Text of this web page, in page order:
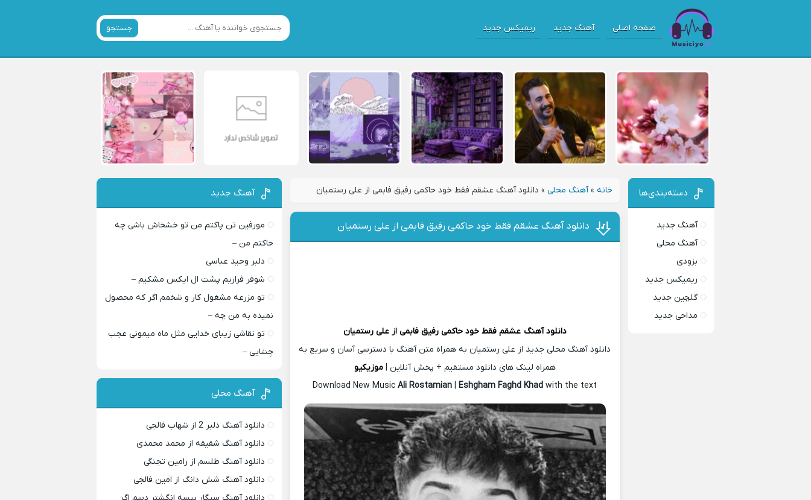
صفحه اصلی آهنگ جدید ریمیکس جدید جستجو
خانه »آهنگ محلی » دانلود آهنگ عشقم فقط خود حاکمی رفیق فابمی از علی رستمیان
دانلود آهنگ عشقم فقط خود حاکمی رفیق فابمی از علی رستمیان
دانلود آهنگ عشقم فقط خود حاکمی رفیق فابمی ازعلی رستمیان
دانلود آهنگ محلی جدید از علی رستمیان به همراه متن آهنگ با دسترسی آسان و سریع به
همراه لینک های دانلود مستقیم + پخش آنلاین |موزیکیو
Download New MusicAli Rostamian |Eshgham Faghd Khadwith the text
دسته‌بندی‌ها
آهنگ جدید
آهنگ محلی
بزودی
ریمیکس جدید
گلچین جدید
مداحی جدید
آهنگ جدید
مورفین تن پاکتم من تو خشخاش باشی چه
خاکتم من –
دلبر وحید عباسی
شوفر فراریم پشت ال ایکس مشکیم –
تو مزرعه مشغول کار و شخمم اگر که محصول
نمیده به من چه –
تو نقاشی زیبای خدایی مثل ماه میمونی عجب
چشایی –
آهنگ محلی
دانلود آهنگ دلبر 2 از شهاب فالجی
دانلود آهنگ شقیقه از محمد محمدی
دانلود آهنگ طلسم از رامین تجنگی
دانلود آهنگ شش دانگ از امین فالجی
دانلود آهنگ سیگار بیسه انگشتر دسم اگر